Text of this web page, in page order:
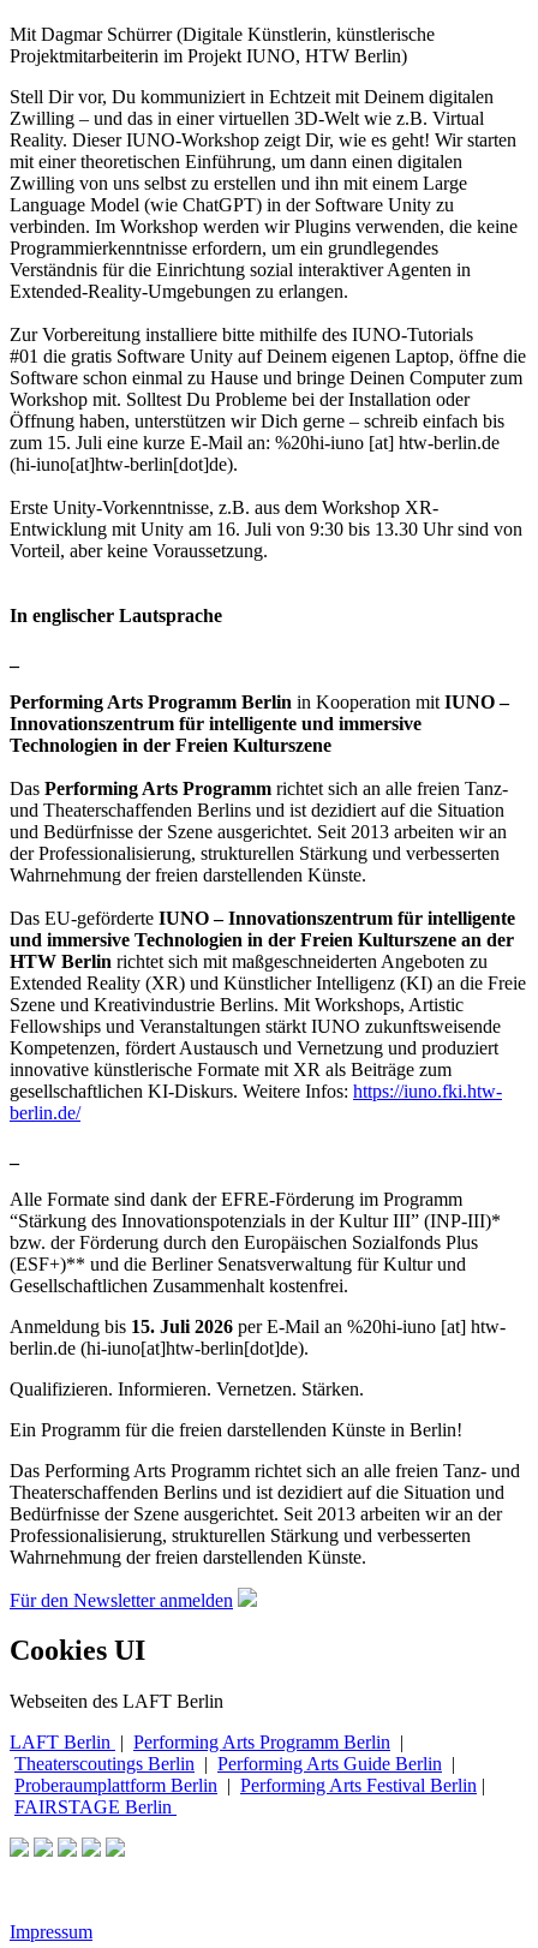
Mit Dagmar Schürrer (Digitale Künstlerin, künstlerische
Projektmitarbeiterin im Projekt IUNO, HTW Berlin)
Stell Dir vor, Du kommuniziert in Echtzeit mit Deinem digitalen
Zwilling – und das in einer virtuellen 3D-Welt wie z.B. Virtual
Reality. Dieser IUNO-Workshop zeigt Dir, wie es geht! Wir starten
mit einer theoretischen Einführung, um dann einen digitalen
Zwilling von uns selbst zu erstellen und ihn mit einem Large
Language Model (wie ChatGPT) in der Software Unity zu
verbinden. Im Workshop werden wir Plugins verwenden, die keine
Programmierkenntnisse erfordern, um ein grundlegendes
Verständnis für die Einrichtung sozial interaktiver Agenten in
Extended-Reality-Umgebungen zu erlangen.
Zur Vorbereitung installiere bitte mithilfe des IUNO-Tutorials
#01 die gratis Software Unity auf Deinem eigenen Laptop, öffne die
Software schon einmal zu Hause und bringe Deinen Computer zum
Workshop mit. Solltest Du Probleme bei der Installation oder
Öffnung haben, unterstützen wir Dich gerne – schreib einfach bis
zum 15. Juli eine kurze E-Mail an: %20hi-iuno [at] htw-berlin.de
(hi-iuno[at]htw-berlin[dot]de).
Erste Unity-Vorkenntnisse, z.B. aus dem Workshop XR-
Entwicklung mit Unity am 16. Juli von 9:30 bis 13.30 Uhr sind von
Vorteil, aber keine Voraussetzung.
In englischer Lautsprache
Performing Arts Programm Berlin in Kooperation mit IUNO –
Innovationszentrum für intelligente und immersive
Technologien in der Freien Kulturszene
Das Performing Arts Programm richtet sich an alle freien Tanz-
und Theaterschaffenden Berlins und ist dezidiert auf die Situation
und Bedürfnisse der Szene ausgerichtet. Seit 2013 arbeiten wir an
der Professionalisierung, strukturellen Stärkung und verbesserten
Wahrnehmung der freien darstellenden Künste.
Das EU-geförderte IUNO – Innovationszentrum für intelligente
und immersive Technologien in der Freien Kulturszene an der
HTW Berlin richtet sich mit maßgeschneiderten Angeboten zu
Extended Reality (XR) und Künstlicher Intelligenz (KI) an die Freie
Szene und Kreativindustrie Berlins. Mit Workshops, Artistic
Fellowships und Veranstaltungen stärkt IUNO zukunftsweisende
Kompetenzen, fördert Austausch und Vernetzung und produziert
innovative künstlerische Formate mit XR als Beiträge zum
gesellschaftlichen KI-Diskurs. Weitere Infos: https://iuno.fki.htw-
berlin.de/
Alle Formate sind dank der EFRE-Förderung im Programm
“Stärkung des Innovationspotenzials in der Kultur III” (INP-III)*
bzw. der Förderung durch den Europäischen Sozialfonds Plus
(ESF+)** und die Berliner Senatsverwaltung für Kultur und
Gesellschaftlichen Zusammenhalt kostenfrei.
Anmeldung bis 15. Juli 2026 per E-Mail an %20hi-iuno [at] htw-
berlin.de (hi-iuno[at]htw-berlin[dot]de).
Qualifizieren. Informieren. Vernetzen. Stärken.
Ein Programm für die freien darstellenden Künste in Berlin!
Das Performing Arts Programm richtet sich an alle freien Tanz- und
Theaterschaffenden Berlins und ist dezidiert auf die Situation und
Bedürfnisse der Szene ausgerichtet. Seit 2013 arbeiten wir an der
Professionalisierung, strukturellen Stärkung und verbesserten
Wahrnehmung der freien darstellenden Künste.
Für den Newsletter anmelden
Cookies UI
Webseiten des LAFT Berlin
LAFT Berlin | Performing Arts Programm Berlin |
Theaterscoutings Berlin | Performing Arts Guide Berlin |
Proberaumplattform Berlin | Performing Arts Festival Berlin |
FAIRSTAGE Berlin
Impressum